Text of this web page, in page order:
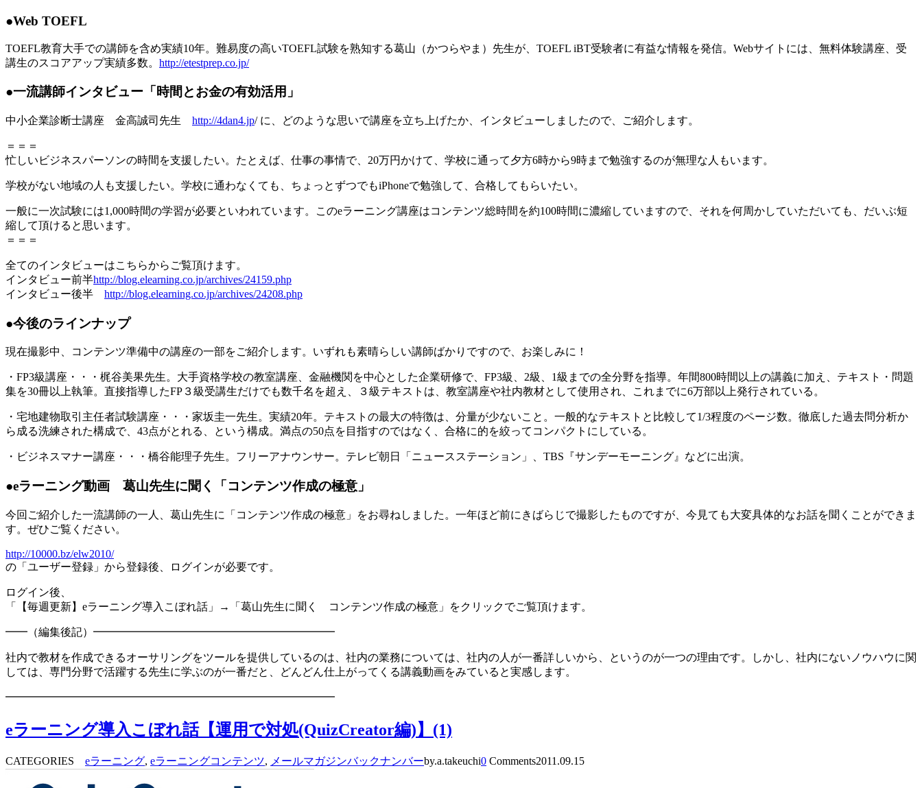
●Web TOEFL
TOEFL教育大手での講師を含め実績10年。難易度の高いTOEFL試験を熟知する葛山（かつらやま）先生が、TOEFL iBT受験者に有益な情報を発信。Webサイトには、無料体験講座、受
講生のスコアアップ実績多数。 http://etestprep.co.jp/
●一流講師インタビュー「時間とお金の有効活用」
中小企業診断士講座 金高誠司先生 http://4dan4.jp/ に、どのような思いで講座を立ち上げたか、インタビューしましたので、ご紹介します。
＝＝＝
忙しいビジネスパーソンの時間を支援したい。たとえば、仕事の事情で、20万円かけて、学校に通って夕方6時から9時まで勉強するのが無理な人もいます。
学校がない地域の人も支援したい。学校に通わなくても、ちょっとずつでもiPhoneで勉強して、合格してもらいたい。
一般に一次試験には1,000時間の学習が必要といわれています。このeラーニング講座はコンテンツ総時間を約100時間に濃縮していますので、それを何周かしていただいても、だいぶ短
縮して頂けると思います。
＝＝＝
全てのインタビューはこちらからご覧頂けます。
インタビュー前半http://blog.elearning.co.jp/archives/24159.php
インタビュー後半 http://blog.elearning.co.jp/archives/24208.php
●今後のラインナップ
現在撮影中、コンテンツ準備中の講座の一部をご紹介します。いずれも素晴らしい講師ばかりですので、お楽しみに！
・FP3級講座・・・梶谷美果先生。大手資格学校の教室講座、金融機関を中心とした企業研修で、FP3級、2級、1級までの全分野を指導。年間800時間以上の講義に加え、テキスト・問題
集を30冊以上執筆。直接指導したFP３級受講生だけでも数千名を超え、３級テキストは、教室講座や社内教材として使用され、これまでに6万部以上発行されている。
・宅地建物取引主任者試験講座・・・家坂圭一先生。実績20年。テキストの最大の特徴は、分量が少ないこと。一般的なテキストと比較して1/3程度のページ数。徹底した過去問分析か
ら成る洗練された構成で、43点がとれる、という構成。満点の50点を目指すのではなく、合格に的を絞ってコンパクトにしている。
・ビジネスマナー講座・・・橋谷能理子先生。フリーアナウンサー。テレビ朝日「ニュースステーション」、TBS『サンデーモーニング』などに出演。
●eラーニング動画 葛山先生に聞く「コンテンツ作成の極意」
今回ご紹介した一流講師の一人、葛山先生に「コンテンツ作成の極意」をお尋ねしました。一年ほど前にきばらじで撮影したものですが、今見ても大変具体的なお話を聞くことができま
す。ぜひご覧ください。
http://10000.bz/elw2010/
の「ユーザー登録」から登録後、ログインが必要です。
ログイン後、
「【毎週更新】eラーニング導入こぼれ話」→「葛山先生に聞く コンテンツ作成の極意」をクリックでご覧頂けます。
━━（編集後記）━━━━━━━━━━━━━━━━━━━━━━
社内で教材を作成できるオーサリングをツールを提供しているのは、社内の業務については、社内の人が一番詳しいから、というのが一つの理由です。しかし、社内にないノウハウに関
しては、専門分野で活躍する先生に学ぶのが一番だと、どんどん仕上がってくる講義動画をみていると実感します。
━━━━━━━━━━━━━━━━━━━━━━━━━━━━━━
eラーニング導入こぼれ話【運用で対処(QuizCreator編)】(1)
CATEGORIES eラーニング, eラーニングコンテンツ, メールマガジンバックナンバーby.a.takeuchi0 Comments2011.09.15